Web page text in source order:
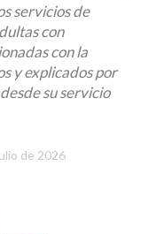
servicios de
con
con la
y explicados por
su servicio
de 2026